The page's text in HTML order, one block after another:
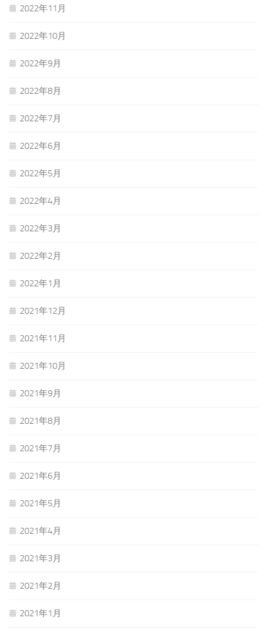
2022年11月
2022年10月
2022年9月
2022年8月
2022年7月
2022年6月
2022年5月
2022年4月
2022年3月
2022年2月
2022年1月
2021年12月
2021年11月
2021年10月
2021年9月
2021年8月
2021年7月
2021年6月
2021年5月
2021年4月
2021年3月
2021年2月
2021年1月